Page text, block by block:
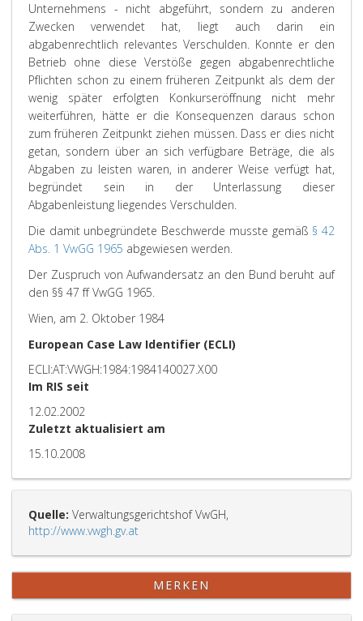
Unternehmens - nicht abgeführt, sondern zu anderen
Zwecken verwendet hat, liegt auch darin ein
abgabenrechtlich relevantes Verschulden. Konnte er den
Betrieb ohne diese Verstöße gegen abgabenrechtliche
Pflichten schon zu einem früheren Zeitpunkt als dem der
wenig später erfolgten Konkurseröffnung nicht mehr
weiterführen, hätte er die Konsequenzen daraus schon
zum früheren Zeitpunkt ziehen müssen. Dass er dies nicht
getan, sondern über an sich verfügbare Beträge, die als
Abgaben zu leisten waren, in anderer Weise verfügt hat,
begründet sein in der Unterlassung dieser
Abgabenleistung liegendes Verschulden.
Die damit unbegründete Beschwerde musste gemäß § 42
Abs. 1 VwGG 1965 abgewiesen werden.
Der Zuspruch von Aufwandersatz an den Bund beruht auf
den §§ 47 ff VwGG 1965.
Wien, am 2. Oktober 1984
European Case Law Identifier (ECLI)
ECLI:AT:VWGH:1984:1984140027.X00
Im RIS seit
12.02.2002
Zuletzt aktualisiert am
15.10.2008
Quelle: Verwaltungsgerichtshof VwGH,
http://www.vwgh.gv.at
MERKEN